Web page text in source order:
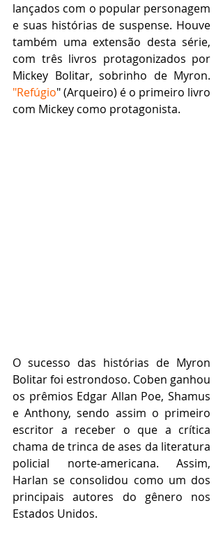
lançados com o popular personagem
e suas histórias de suspense. Houve
também uma extensão desta série,
com três livros protagonizados por
"Refúgio" (Arqueiro) é o primeiro livro
com Mickey como protagonista.
O sucesso das histórias de Myron
Bolitar foi estrondoso. Coben ganhou
os prêmios Edgar Allan Poe, Shamus
e Anthony, sendo assim o primeiro
escritor a receber o que a crítica
chama de trinca de ases da literatura
policial norte-americana. Assim,
Harlan se consolidou como um dos
principais autores do gênero nos
Estados Unidos.